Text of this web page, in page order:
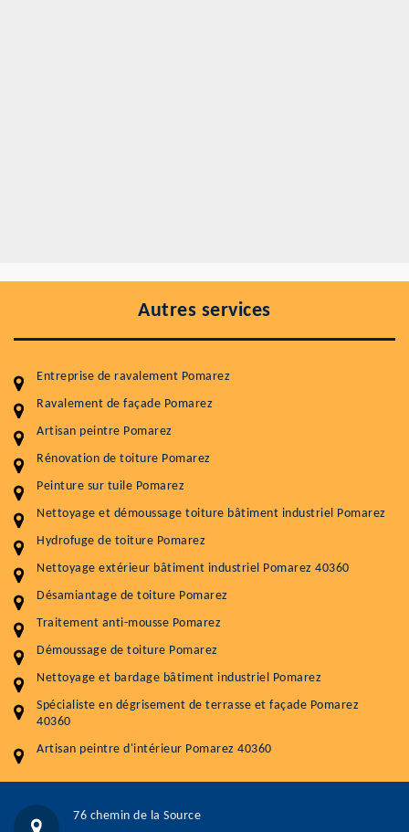
Autres services
Entreprise de ravalement Pomarez
Ravalement de façade Pomarez
Artisan peintre Pomarez
Rénovation de toiture Pomarez
Peinture sur tuile Pomarez
Nettoyage et démoussage toiture bâtiment industriel Pomarez
Hydrofuge de toiture Pomarez
Nettoyage extérieur bâtiment industriel Pomarez 40360
Désamiantage de toiture Pomarez
Traitement anti-mousse Pomarez
Démoussage de toiture Pomarez
Nettoyage et bardage bâtiment industriel Pomarez
Spécialiste en dégrisement de terrasse et façade Pomarez
40360
Artisan peintre d'intérieur Pomarez 40360
76 chemin de la Source
Entretenir votre toiture, c'est préserver sa
durabilité
Plus de 15 ans d'expérience en couverture et facade
Service
Nettoyageb toiture
Démoussage toiture
Traitement hydrofuge toiture
Artisant local recommander